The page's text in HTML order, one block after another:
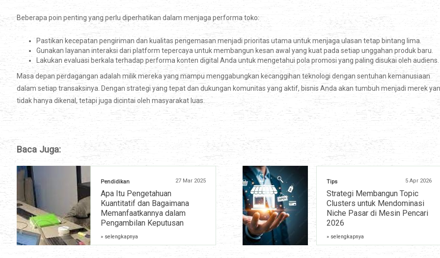
Beberapa poin penting yang perlu diperhatikan dalam menjaga performa toko:
Pastikan kecepatan pengiriman dan kualitas pengemasan menjadi prioritas utama untuk menjaga ulasan tetap bintang lima.
Gunakan layanan interaksi dari platform tepercaya untuk membangun kesan awal yang kuat pada setiap unggahan produk baru.
Lakukan evaluasi berkala terhadap performa konten digital Anda untuk mengetahui pola promosi yang paling disukai oleh audiens.
Masa depan perdagangan adalah milik mereka yang mampu menggabungkan kecanggihan teknologi dengan sentuhan kemanusiaan
dalam setiap transaksinya. Dengan strategi yang tepat dan dukungan komunitas yang aktif, bisnis Anda akan tumbuh menjadi merek
tidak hanya dikenal, tetapi juga dicintai oleh masyarakat luas.
Baca Juga:
Pendidikan 27 Mar 2025
Apa Itu Pengetahuan
Kuantitatif dan Bagaimana
Memanfaatkannya dalam
Pengambilan Keputusan
» selengkapnya
Tips 5 Apr 2026
Strategi Membangun Topic
Clusters untuk Mendominasi
Niche Pasar di Mesin Pencari
2026
» selengkapnya